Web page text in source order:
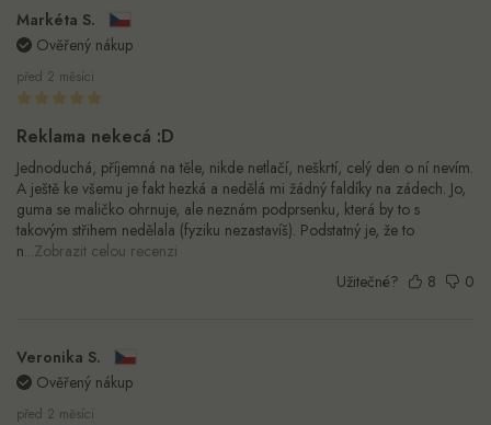
Markéta S.
Ověřený nákup
před 2 měsíci
Reklama nekecá :D
Jednoduchá, příjemná na těle, nikde netlačí, neškrtí, celý den o ní nevím.
A ještě ke všemu je fakt hezká a nedělá mi žádný faldíky na zádech. Jo,
guma se maličko ohrnuje, ale neznám podprsenku, která by to s
takovým střihem nedělala (fyziku nezastavíš). Podstatný je, že to
n...Zobrazit celou recenzi
Užitečné?
8 0
Veronika S.
Ověřený nákup
před 2 měsíci